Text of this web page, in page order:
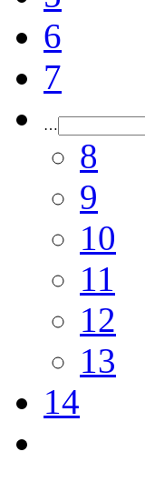
6
7
…
8
9
10
11
12
13
14